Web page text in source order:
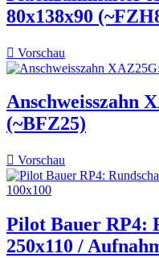
80x138x90
 Vorschau
Anschweisszahn
(~BFZ25)
 Vorschau
Pilot Bauer RP4:
250x110 /